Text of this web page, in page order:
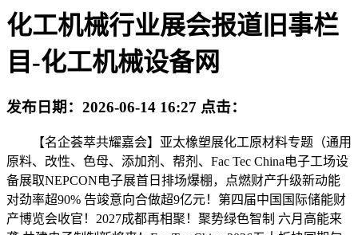
化工机械行业展会报道旧事栏
目-化工机械设备网
发布日期： 2026-06-14 16:27 点击：
【名企荟萃共耀嘉会】亚太橡塑展化工原材料专题（通用
原料、改性、色母、添加剂、帮剂、Fac Tec China电子工场设
备展取NEPCON电子展首日排场爆棚，点燃财产升级新动能
对劲率超90% 告竣意向合做超9亿元！第四届中国国际储能财
产博览会收官！2027成都再相聚！聚势绿色智制 六月高能来